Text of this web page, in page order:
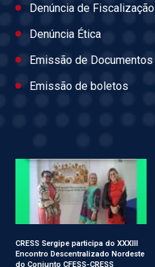
Denúncia de Fiscalização
Denúncia Ética
Emissão de Documentos
Emissão de boletos
CRESS Sergipe participa do XXXIII
Encontro Descentralizado Nordeste
do Conjunto CFESS-CRESS